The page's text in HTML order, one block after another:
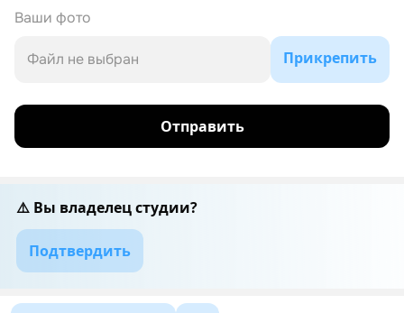
Ваши фото
Файл не выбран Прикрепить
Отправить
⚠️ Вы владелец студии?
Подтвердить